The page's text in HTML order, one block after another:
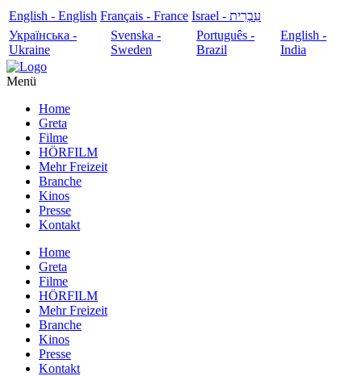
English - English Français - France
עִבְרִית - Israel
Українська -
Ukraine
Svenska -
Sweden
Português -
Brazil
English -
India
Menü
Home
Greta
Filme
HÖRFILM
Mehr Freizeit
Branche
Kinos
Presse
Kontakt
Home
Greta
Filme
HÖRFILM
Mehr Freizeit
Branche
Kinos
Presse
Kontakt